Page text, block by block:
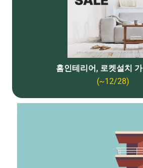
홈인테리어, 로켓설치
(~12/28)